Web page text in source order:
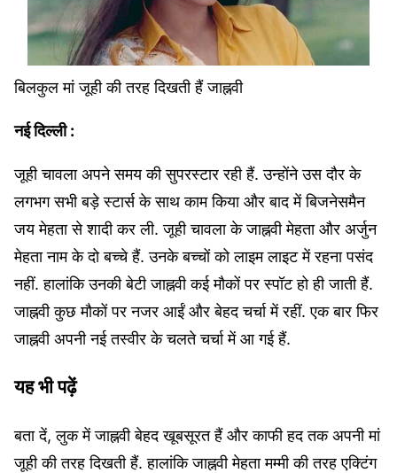
बिलकुल मां जूही की तरह दिखती हैं जाह्नवी
नई दिल्ली :
जूही चावला अपने समय की सुपरस्टार रही हैं. उन्होंने उस दौर के
लगभग सभी बड़े स्टार्स के साथ काम किया और बाद में बिजनेसमैन
जय मेहता से शादी कर ली. जूही चावला के जाह्नवी मेहता और अर्जुन
मेहता नाम के दो बच्चे हैं. उनके बच्चों को लाइम लाइट में रहना पसंद
नहीं. हालांकि उनकी बेटी जाह्नवी कई मौकों पर स्पॉट हो ही जाती हैं.
जाह्नवी कुछ मौकों पर नजर आईं और बेहद चर्चा में रहीं. एक बार फिर
जाह्नवी अपनी नई तस्वीर के चलते चर्चा में आ गई हैं.
यह भी पढ़ें
बता दें, लुक में जाह्नवी बेहद खूबसूरत हैं और काफी हद तक अपनी मां
जूही की तरह दिखती हैं. हालांकि जाह्नवी मेहता मम्मी की तरह एक्टिंग